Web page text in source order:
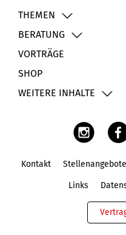
THEMEN
BERATUNG
VORTRÄGE
SHOP
WEITERE INHALTE
Kontakt Stellenangebote
Links